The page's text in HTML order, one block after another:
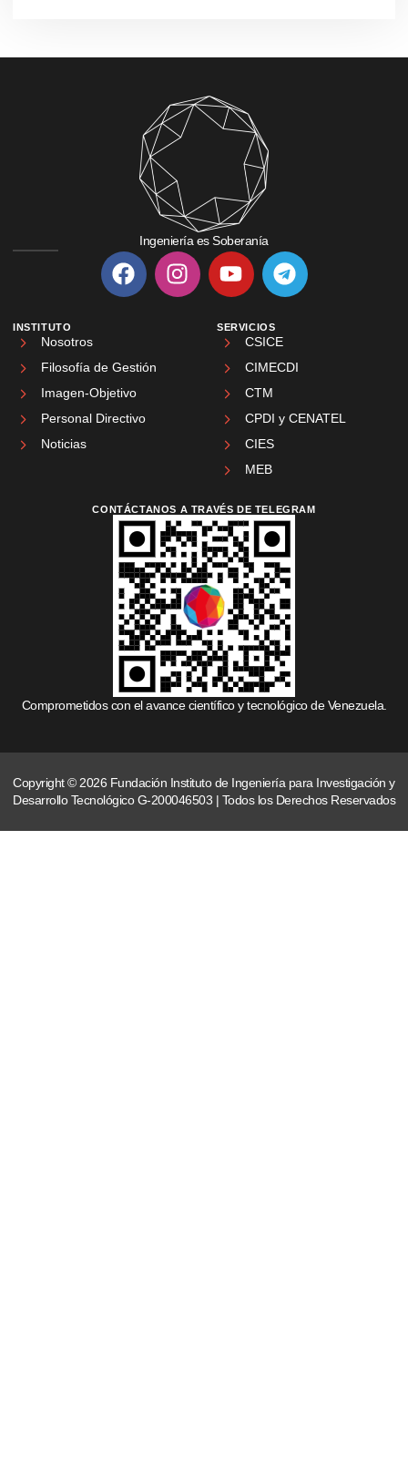
Ingeniería es Soberanía
INSTITUTO
Nosotros
Filosofía de Gestión
Imagen-Objetivo
Personal Directivo
Noticias
SERVICIOS
CSICE
CIMECDI
CTM
CPDI y CENATEL
CIES
MEB
CONTÁCTANOS A TRAVÉS DE TELEGRAM
Comprometidos con el avance científico y tecnológico de Venezuela.
Copyright © 2026 Fundación Instituto de Ingeniería para Investigación y
Desarrollo Tecnológico G-200046503 | Todos los Derechos Reservados